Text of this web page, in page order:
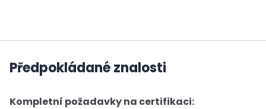
Předpokládané znalosti
Kompletní požadavky na certifikaci: